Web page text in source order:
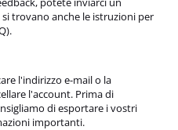
trovano anche le istruzioni per
l'indirizzo e-mail o la
l'account. Prima di
di esportare i vostri
importanti.